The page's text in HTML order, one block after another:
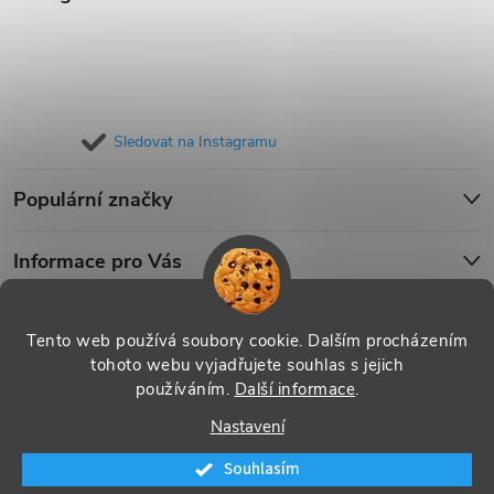
Tento web používá soubory cookie. Dalším procházením
tohoto webu vyjadřujete souhlas s jejich
používáním. Další informace.
Nastavení
Souhlasím
Sledovat na Instagramu
Populární značky
Informace pro Vás
Vytvořil Shoptet
Copyright 2026 . Všechna práva vyhrazena.
nastavení cookies